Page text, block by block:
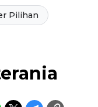
Pilihan